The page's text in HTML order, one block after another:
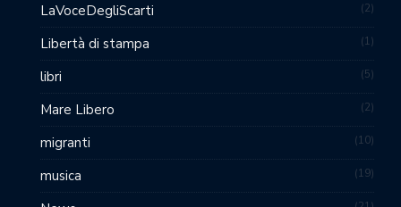
LaVoceDegliScarti 2
Libertà di stampa 1
libri 5
Mare Libero 2
migranti 10
musica 19